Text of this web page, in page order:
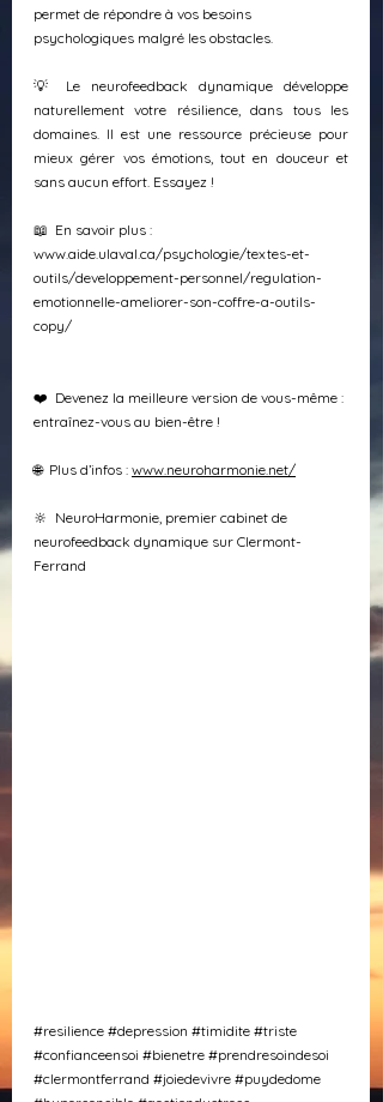
permet de répondre à vos besoins
psychologiques malgré les obstacles.
💡 Le neurofeedback dynamique développe
naturellement votre résilience, dans tous les
domaines. Il est une ressource précieuse pour
mieux gérer vos émotions, tout en douceur et
sans aucun effort. Essayez !
📖  En savoir plus :
www.aide.ulaval.ca/psychologie/textes-et-
outils/developpement-personnel/regulation-
emotionnelle-ameliorer-son-coffre-a-outils-
copy/
❤️  Devenez la meilleure version de vous-même :
entraînez-vous au bien-être !
🌐  Plus d’infos : www.neuroharmonie.net/
🔆  NeuroHarmonie, premier cabinet de
neurofeedback dynamique sur Clermont-
Ferrand
#resilience #depression #timidite #triste
#confianceensoi #bienetre #prendresoindesoi
#clermontferrand #joiedevivre #puydedome